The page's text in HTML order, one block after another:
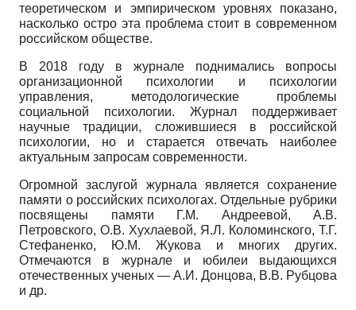
теоретическом и эмпирическом уровнях показано,
насколько остро эта проблема стоит в современном
российском обществе.
В 2018 году в журнале поднимались вопросы
организационной психологии и психологии
управления, методологические проблемы
социальной психологии. Журнал поддерживает
научные традиции, сложившиеся в российской
психологии, но и старается отвечать наиболее
актуальным запросам современности.
Огромной заслугой журнала является сохранение
памяти о российских психологах. Отдельные рубрики
посвящены памяти Г.М. Андреевой, А.В.
Петровского, О.В. Хухлаевой, Я.Л. Коломинского, Т.Г.
Стефаненко, Ю.М. Жукова и многих других.
Отмечаются в журнале и юбилеи выдающихся
отечественных ученых — А.И. Донцо­ва, В.В. Рубцова
и др.